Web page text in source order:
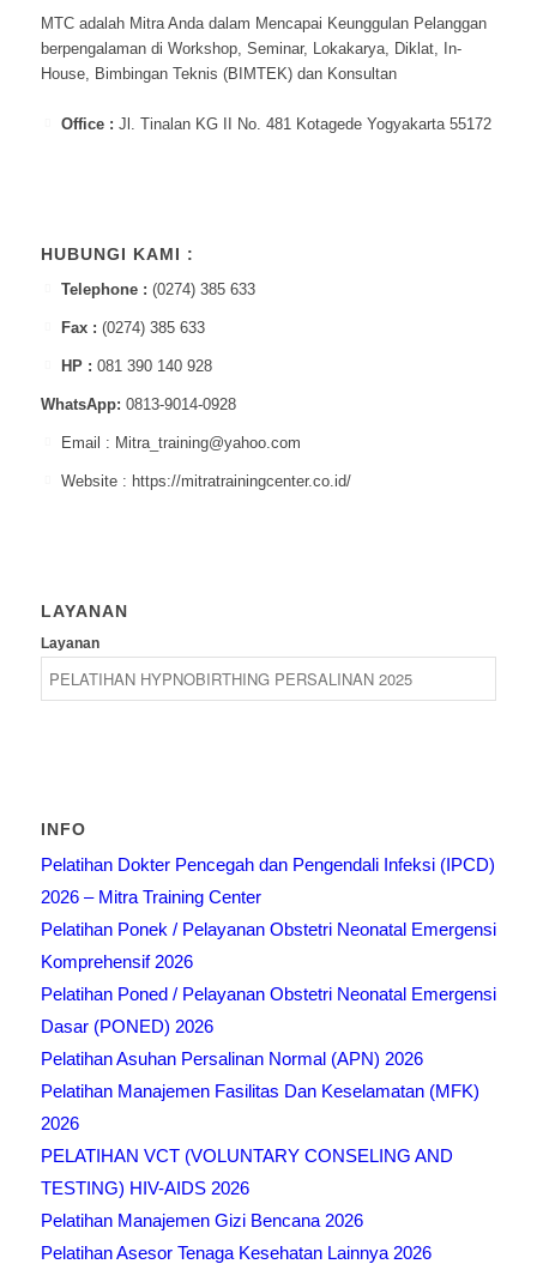
MTC adalah Mitra Anda dalam Mencapai Keunggulan Pelanggan
berpengalaman di Workshop, Seminar, Lokakarya, Diklat, In-
House, Bimbingan Teknis (BIMTEK) dan Konsultan
Office : Jl. Tinalan KG II No. 481 Kotagede Yogyakarta 55172
HUBUNGI KAMI :
Telephone : (0274) 385 633
Fax : (0274) 385 633
HP :081 390 140 928
WhatsApp: 0813-9014-0928
Email : Mitra_training@yahoo.com
Website : https://mitratrainingcenter.co.id/
LAYANAN
Layanan
INFO
Pelatihan Dokter Pencegah dan Pengendali Infeksi (IPCD)
2026 – Mitra Training Center
Pelatihan Ponek / Pelayanan Obstetri Neonatal Emergensi
Komprehensif 2026
Pelatihan Poned / Pelayanan Obstetri Neonatal Emergensi
Dasar (PONED) 2026
Pelatihan Asuhan Persalinan Normal (APN) 2026
Pelatihan Manajemen Fasilitas Dan Keselamatan (MFK)
2026
PELATIHAN VCT (VOLUNTARY CONSELING AND
TESTING) HIV-AIDS 2026
Pelatihan Manajemen Gizi Bencana 2026
Pelatihan Asesor Tenaga Kesehatan Lainnya 2026